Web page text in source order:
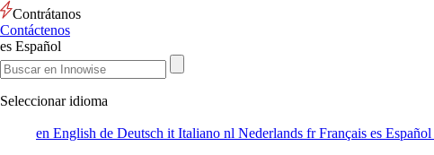
Contrátanos
Contáctenos
es Español
Seleccionar idioma
en English de Deutsch it Italiano nl Nederlands frFrançais es Español